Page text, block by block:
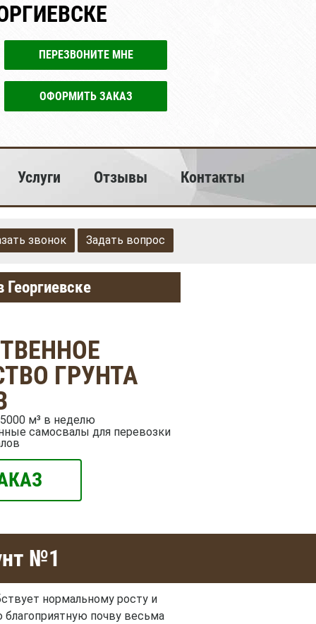
ПЕРЕЗВОНИТЕ МНЕ
ОФОРМИТЬ ЗАКАЗ
Услуги Отзывы Контакты
звонок Задать вопрос
ГРУНТА
м³ в неделю
самосвалы для перевозки
№1
нормальному росту и
почву весьма